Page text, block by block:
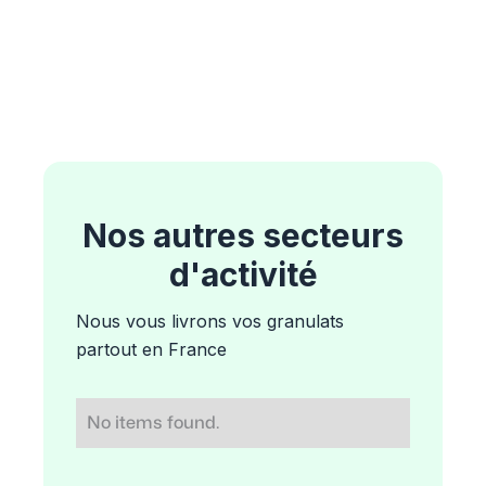
Nos autres secteurs
d'activité
Nous vous livrons vos granulats
partout en France
No items found.